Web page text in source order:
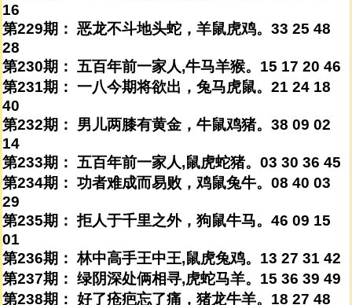
16
第229期： 恶龙不斗地头蛇，羊鼠虎鸡。33 25 48
28
第230期： 五百年前一家人,牛马羊猴。15 17 20 46
第231期： 一八今期将欲出，兔马虎鼠。21 24 18
40
第232期： 男儿两膝有黄金，牛鼠鸡猪。38 09 02
14
第233期： 五百年前一家人,鼠虎蛇猪。03 30 36 45
第234期： 功者难成而易败，鸡鼠兔牛。08 40 03
29
第235期： 拒人于千里之外，狗鼠牛马。46 09 15
01
第236期： 林中高手王中王,鼠虎兔鸡。13 27 31 42
第237期： 绿阴深处俩相寻,虎蛇马羊。15 36 39 49
第238期： 好了疮疤忘了痛，猪龙牛羊。18 27 48